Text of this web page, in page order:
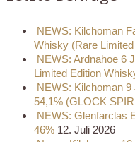
NEWS: Kilchoman
Whisky (Rare
NEWS: Ardnahoe 6
Limited Edition
NEWS: Kilchoman
54,1% (GLOCK
NEWS: Glenfarclas
46% 12. Juli 2026